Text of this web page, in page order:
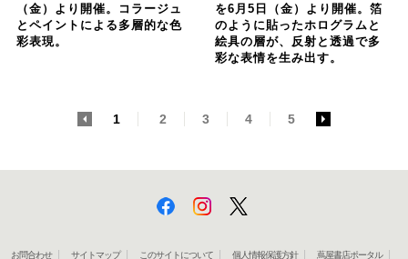
（金）より開催。コラージュ
とペイントによる多層的な色
彩表現。
を6月5日（金）より開催。箔
のように貼ったホログラムと
絵具の層が、反射と透過で多
彩な表情を生み出す。
1 2 3 4 5
お問合わせ サイトマップ このサイトについて 個人情報保護方針 蔦屋書店ポータル